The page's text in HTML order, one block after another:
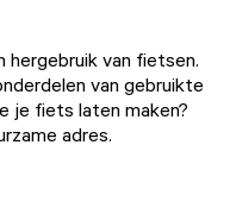
hergebruik van fietsen.
van gebruikte
je fiets laten maken?
adres.